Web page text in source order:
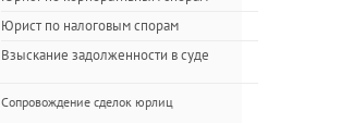
Юрист по налоговым спорам
Взыскание задолженности в суде
Сопровождение сделок юрлиц